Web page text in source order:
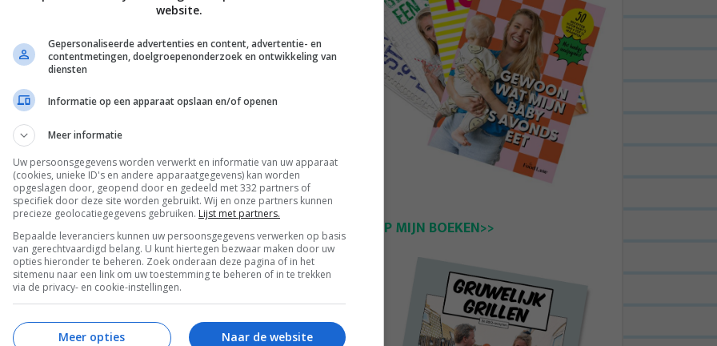
Als de plakjes courgette gaar zijn snijd je ze
water op. Zo koelt de pasta snel af; je wilt
Laat even zo staan. Het liefst een half uurtje
niet zo lang wachten, want hongerrr. Dus
in dezelfde pan (scheelt afwas) de pasta met de
de basilicum blaadjes in stukjes en doe
goed door en maak af met wat gedroogde
, maar ik had die toevallig in huis en bleek lekker!
ik er niet helemaal bij was met mijn hoofd
paprika in plaats van tomaten. Dit was
denk dat het nog beter zou smaken met
KOOP MIJN BOEKEN>>
website.
Gepersonaliseerde advertenties en content, advertentie- en
contentmetingen, doelgroepenonderzoek en ontwikkeling van
diensten
Informatie op een apparaat opslaan en/of openen
Meer informatie
Uw persoonsgegevens worden verwerkt en informatie van uw apparaat
(cookies, unieke ID's en andere apparaatgegevens) kan worden
opgeslagen door, geopend door en gedeeld met 332 partners of
specifiek door deze site worden gebruikt. Wij en onze partners kunnen
precieze geolocatiegegevens gebruiken. Lijst met partners.
Bepaalde leveranciers kunnen uw persoonsgegevens verwerken op basis
van gerechtvaardigd belang. U kunt hiertegen bezwaar maken door uw
opties hieronder te beheren. Zoek onderaan deze pagina of in het
sitemenu naar een link om uw toestemming te beheren of in te trekken
via de privacy- en cookie-instellingen.
Naar de website
Meer opties